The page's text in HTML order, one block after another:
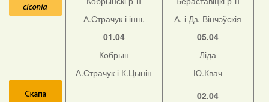
А.Страчук і інш.
01.04
Кобрын
А.Страчук і К.Цынін
А. і Дз. Вінчэўскія
05.04
Ліда
Ю.Квач
02.04